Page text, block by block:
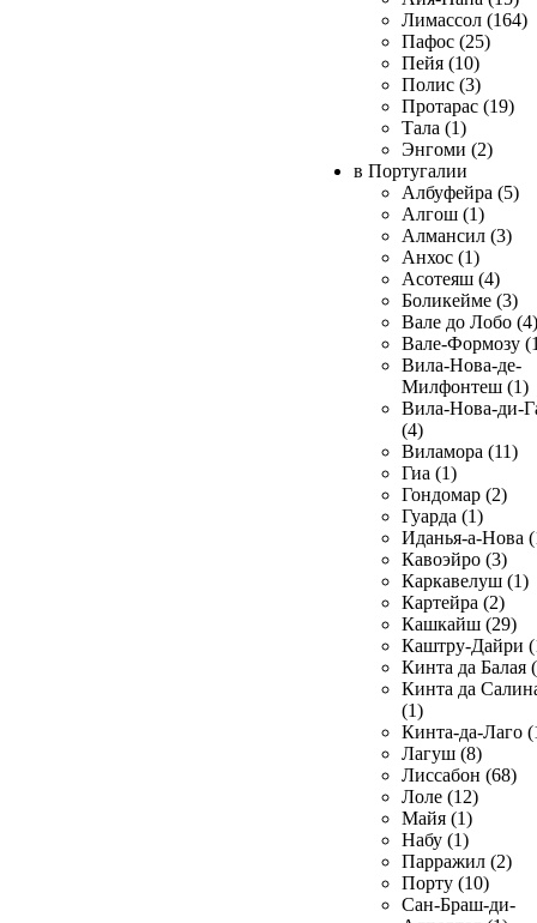
Лимассол (164)
Пафос (25)
Пейя (10)
Полис (3)
Протарас (19)
Тала (1)
Энгоми (2)
в Португалии
Албуфейра (5)
Алгош (1)
Алмансил (3)
Анхос (1)
Асотеяш (4)
Боликейме (3)
Вале до Лобо (4)
Вале-Формозу
Вила-Нова-де-
Милфонтеш (1)
Вила-Нова-ди-
(4)
Виламора (11)
Гиа (1)
Гондомар (2)
Гуарда (1)
Иданья-а-Нова
Кавоэйро (3)
Каркавелуш (1)
Картейра (2)
Кашкайш (29)
Каштру-Дайри
Кинта да Балая
Кинта да
(1)
Кинта-да-Лаго
Лагуш (8)
Лиссабон (68)
Лоле (12)
Майя (1)
Набу (1)
Парражил (2)
Порту (10)
Сан-Браш-ди-